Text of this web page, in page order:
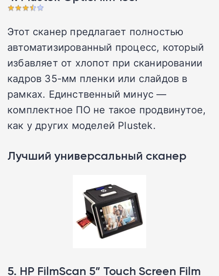
Этот сканер предлагает полностью
автоматизированный процесс, который
избавляет от хлопот при сканировании
кадров 35-мм пленки или слайдов в
рамках. Единственный минус —
комплектное ПО не такое продвинутое,
как у других моделей Plustek.
Лучший универсальный сканер
5. HP FilmScan 5” Touch Screen Film